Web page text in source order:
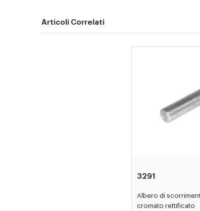
Articoli Correlati
3291
Albero di
cromato rettificato